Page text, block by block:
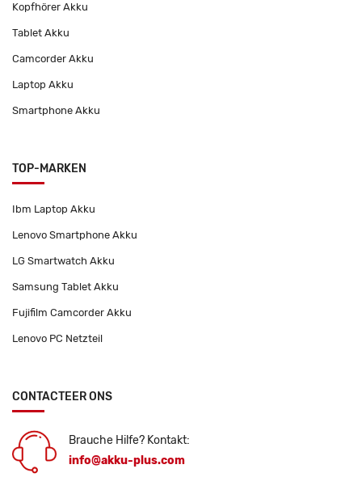
Kopfhörer Akku
Tablet Akku
Camcorder Akku
Laptop Akku
Smartphone Akku
TOP-MARKEN
Ibm Laptop Akku
Lenovo Smartphone Akku
LG Smartwatch Akku
Samsung Tablet Akku
Fujifilm Camcorder Akku
Lenovo PC Netzteil
CONTACTEER ONS
Brauche Hilfe? Kontakt:
info@akku-plus.com